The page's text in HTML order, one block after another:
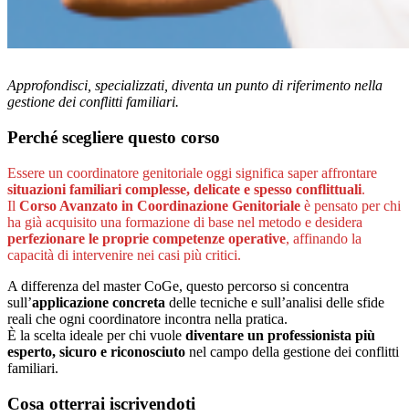
Approfondisci, specializzati, diventa un punto di riferimento nella
gestione dei conflitti familiari.
Perché scegliere questo corso
Essere un coordinatore genitoriale oggi significa saper affrontare
situazioni familiari complesse, delicate e spesso conflittuali.
Il Corso Avanzato in Coordinazione Genitoriale è pensato per chi
ha già acquisito una formazione di base nel metodo e desidera
perfezionare le proprie competenze operative, affinando la
capacità di intervenire nei casi più critici.
A differenza del master CoGe, questo percorso si concentra
sull’applicazione concreta delle tecniche e sull’analisi delle sfide
reali che ogni coordinatore incontra nella pratica.
È la scelta ideale per chi vuole diventare un professionista più
esperto, sicuro e riconosciuto nel campo della gestione dei conflitti
familiari.
Cosa otterrai iscrivendoti